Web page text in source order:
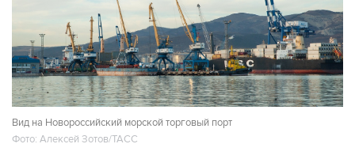
Вид на Новороссийский морской торговый порт
Фото: Алексей Зотов/ТАСС